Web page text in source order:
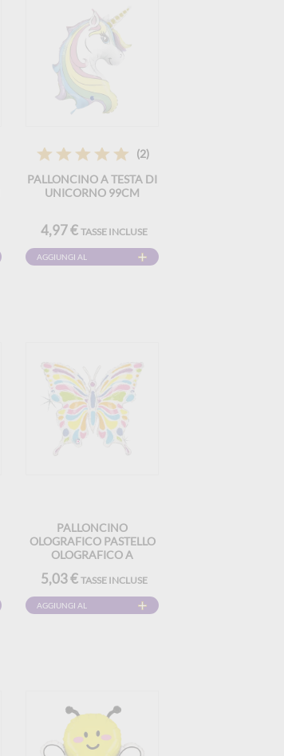
(2)
PALLONCINO A TESTA DI
UNICORNO 99CM
4,97 €TASSE INCLUSE
AGGIUNGI AL
PALLONCINO
OLOGRAFICO PASTELLO
OLOGRAFICO A
84CM
5,03 €TASSE INCLUSE
AGGIUNGI AL